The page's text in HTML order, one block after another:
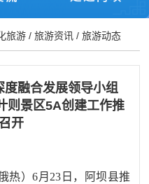
旅游 /旅游资讯 /旅游动态
度融合发展领导小组
则景区5A创建工作推
开
热）6月23日，阿坝县推